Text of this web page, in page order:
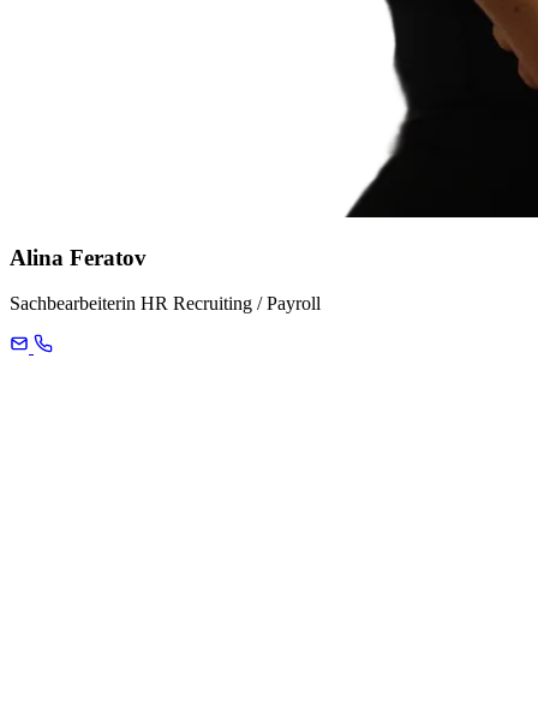
Alina Feratov
Sachbearbeiterin HR Recruiting / Payroll